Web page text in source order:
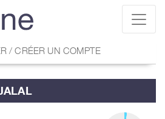
/ CRÉER UN COMPTE